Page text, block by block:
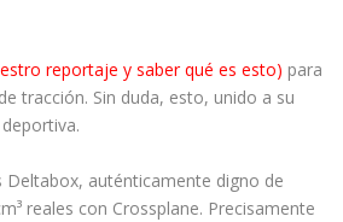
reportaje y saber qué es esto) para
tracción. Sin duda, esto, unido a su
auténticamente digno de
reales con Crossplane. Precisamente